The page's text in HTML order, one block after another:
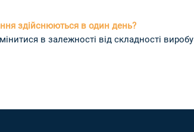
здійснюються в один день?
в залежності від складності виробу